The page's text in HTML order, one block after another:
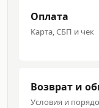
Оплата
Карта, СБП и чек
Возврат и
Условия и